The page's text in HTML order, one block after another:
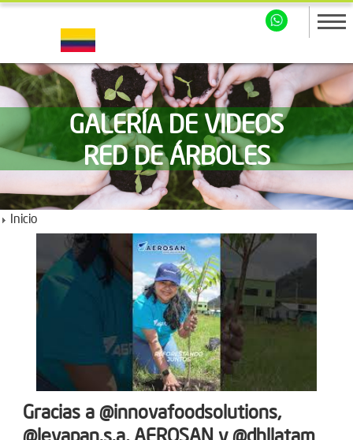
GALERÍA DE VIDEOS
RED DE ÁRBOLES
Inicio
Gracias a @innovafoodsolutions,
@levapan.s.a, AEROSAN y @dhllatam